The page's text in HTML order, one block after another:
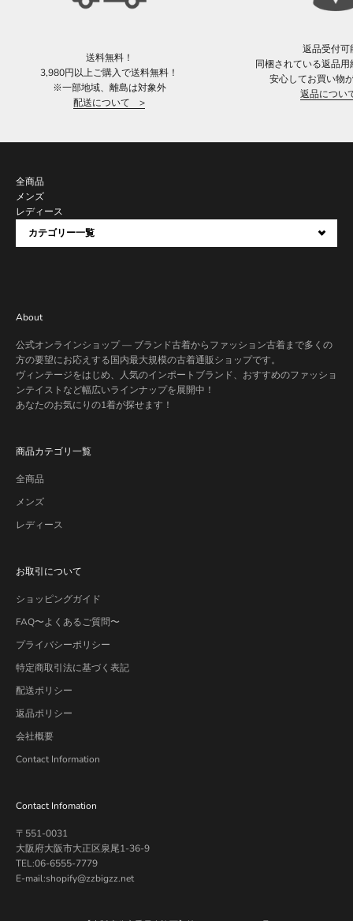
送料無料！
3,980円以上ご購入で送料無料！
※一部地域、離島は対象外
配送について >
返品受付可
同梱されている返品
安心してお買い物
返品につ
全商品
メンズ
レディース
カテゴリー一覧
About
公式オンラインショップ — ブランド古着からファッション古着まで多くの
方の要望にお応えする国内最大規模の古着通販ショップです。
ヴィンテージをはじめ、人気のインポートブランド、おすすめのファッショ
ンテイストなど幅広いラインナップを展開中！
あなたのお気にりの1着が探せます！
商品カテゴリ一覧
全商品
メンズ
レディース
お取引について
ショッピングガイド
FAQ〜よくあるご質問〜
プライバシーポリシー
特定商取引法に基づく表記
配送ポリシー
返品ポリシー
会社概要
Contact Information
Contact Infomation
〒551-0031
大阪府大阪市大正区泉尾1-36-9
TEL:06-6555-7779
E-mail:shopify@zzbigzz.net